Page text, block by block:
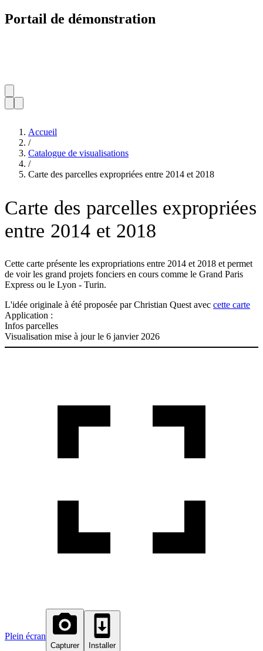
Portail de démonstration
Accueil
/
Catalogue de visualisations
/
Carte des parcelles expropriées entre 2014 et 2018
Carte des parcelles expropriées
entre 2014 et 2018
Cette carte présente les expropriations entre 2014 et 2018 et permet
de voir les grand projets fonciers en cours comme le Grand Paris
Express ou le Lyon - Turin.
L'idée originale à été proposée par Christian Quest avec cette carte
Application :
Infos parcelles
Visualisation mise à jour le 6 janvier 2026
Plein écran
Capturer Installer